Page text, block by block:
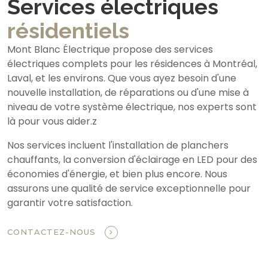
Services électriques
résidentiels
Mont Blanc Électrique propose des services
électriques complets pour les résidences à Montréal,
Laval, et les environs. Que vous ayez besoin d'une
nouvelle installation, de réparations ou d'une mise à
niveau de votre système électrique, nos experts sont
là pour vous aider.z
Nos services incluent l'installation de planchers
chauffants, la conversion d'éclairage en LED pour des
économies d'énergie, et bien plus encore. Nous
assurons une qualité de service exceptionnelle pour
garantir votre satisfaction.
CONTACTEZ-NOUS